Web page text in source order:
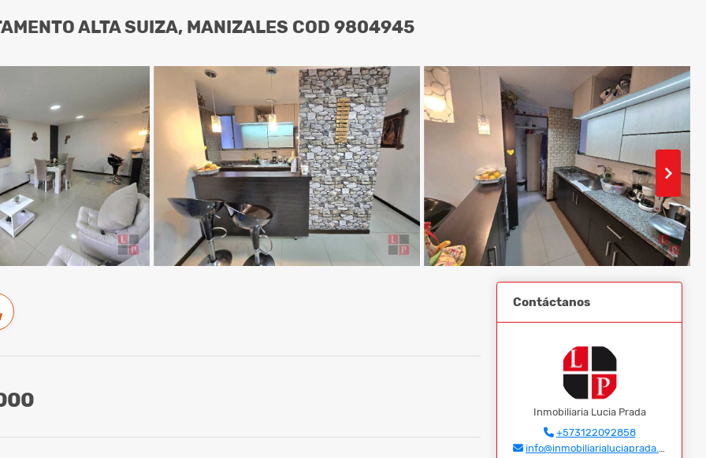
ALTA SUIZA, MANIZALES COD 9804945
Contáctanos
Inmobiliaria Lucia Prada
+573122092858
info@inmobiliarialuciaprada.com